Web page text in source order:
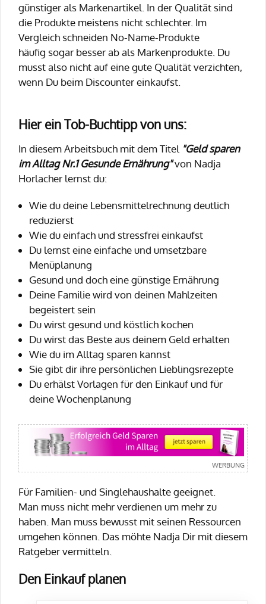
günstiger als Markenartikel. In der Qualität sind
die Produkte meistens nicht schlechter. Im
Vergleich schneiden No-Name-Produkte
häufig sogar besser ab als Markenprodukte. Du
musst also nicht auf eine gute Qualität verzichten,
wenn Du beim Discounter einkaufst.
Hier ein Tob-Buchtipp von uns:
In diesem Arbeitsbuch mit dem Titel "Geld sparen
im Alltag Nr.1 Gesunde Ernährung"von Nadja
Horlacher lernst du:
Wie du deine Lebensmittelrechnung deutlich
reduzierst
Wie du einfach und stressfrei einkaufst
Du lernst eine einfache und umsetzbare
Menüplanung
Gesund und doch eine günstige Ernährung
Deine Familie wird von deinen Mahlzeiten
begeistert sein
Du wirst gesund und köstlich kochen
Du wirst das Beste aus deinem Geld erhalten
Wie du im Alltag sparen kannst
Sie gibt dir ihre persönlichen Lieblingsrezepte
Du erhälst Vorlagen für den Einkauf und für
deine Wochenplanung
Für Familien- und Singlehaushalte geeignet.
Man muss nicht mehr verdienen um mehr zu
haben. Man muss bewusst mit seinen Ressourcen
umgehen können. Das möhte Nadja Dir mit diesem
Ratgeber vermitteln.
Den Einkauf planen